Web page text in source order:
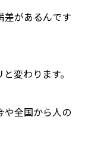
差があるんです
変わります。
や全国から人の